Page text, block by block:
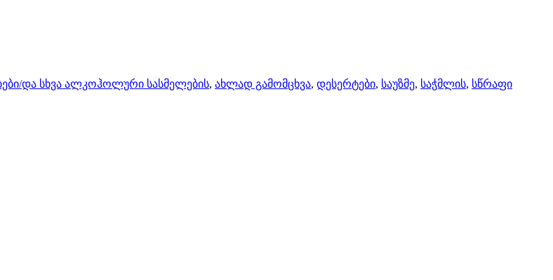
და სხვა ალკოჰოლური სასმელების, ახლად გამომცხვა, დესერტები, საუზმე, საჭმლის, სწრაფი